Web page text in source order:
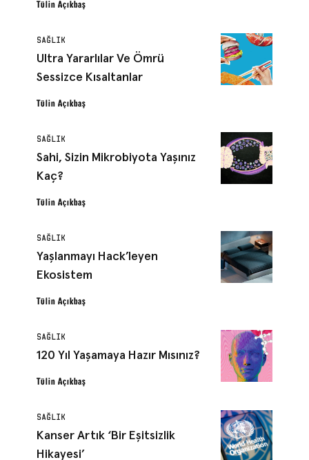
Tülin Açıkbaş
SAĞLIK
Ultra Yararlılar Ve Ömrü
Sessizce Kısaltanlar
Tülin Açıkbaş
SAĞLIK
Sahi, Sizin Mikrobiyota Yaşınız
Kaç?
Tülin Açıkbaş
SAĞLIK
Yaşlanmayı Hack’leyen
Ekosistem
Tülin Açıkbaş
SAĞLIK
120 Yıl Yaşamaya Hazır Mısınız?
Tülin Açıkbaş
SAĞLIK
Kanser Artık ‘Bir Eşitsizlik
Hikayesi’